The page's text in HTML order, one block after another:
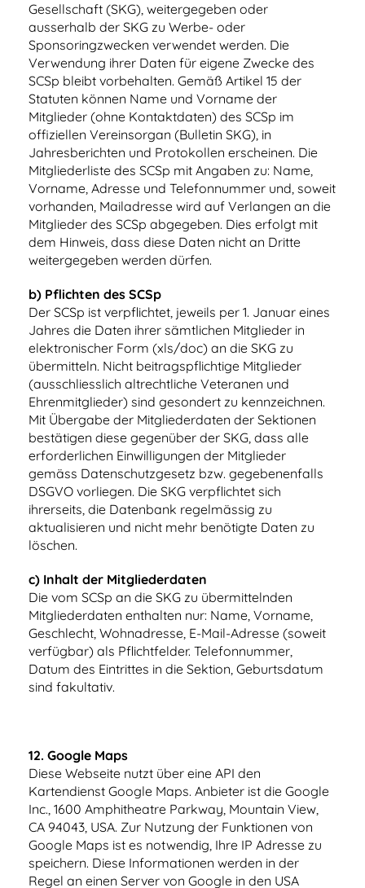
Gesellschaft (SKG), weitergegeben oder
ausserhalb der SKG zu Werbe- oder
Sponsoringzwecken verwendet werden. Die
Verwendung ihrer Daten für eigene Zwecke des
SCSp bleibt vorbehalten. Gemäß Artikel 15 der
Statuten können Name und Vorname der
Mitglieder (ohne Kontaktdaten) des SCSp im
offiziellen Vereinsorgan (Bulletin SKG), in
Jahresberichten und Protokollen erscheinen. Die
Mitgliederliste des SCSp mit Angaben zu: Name,
Vorname, Adresse und Telefonnummer und, soweit
vorhanden, Mailadresse wird auf Verlangen an die
Mitglieder des SCSp abgegeben. Dies erfolgt mit
dem Hinweis, dass diese Daten nicht an Dritte
weitergegeben werden dürfen.
b) Pflichten des SCSp
Der SCSp ist verpflichtet, jeweils per 1. Januar eines
Jahres die Daten ihrer sämtlichen Mitglieder in
elektronischer Form (xls/doc) an die SKG zu
übermitteln. Nicht beitragspflichtige Mitglieder
(ausschliesslich altrechtliche Veteranen und
Ehrenmitglieder) sind gesondert zu kennzeichnen.
Mit Übergabe der Mitgliederdaten der Sektionen
bestätigen diese gegenüber der SKG, dass alle
erforderlichen Einwilligungen der Mitglieder
gemäss Datenschutzgesetz bzw. gegebenenfalls
DSGVO vorliegen. Die SKG verpflichtet sich
ihrerseits, die Datenbank regelmässig zu
aktualisieren und nicht mehr benötigte Daten zu
löschen.
c) Inhalt der Mitgliederdaten
Die vom SCSp an die SKG zu übermittelnden
Mitgliederdaten enthalten nur: Name, Vorname,
Geschlecht, Wohnadresse, E-Mail-Adresse (soweit
verfügbar) als Pflichtfelder. Telefonnummer,
Datum des Eintrittes in die Sektion, Geburtsdatum
sind fakultativ.
12. Google Maps
Diese Webseite nutzt über eine API den
Kartendienst Google Maps. Anbieter ist die Google
Inc., 1600 Amphitheatre Parkway, Mountain View,
CA 94043, USA. Zur Nutzung der Funktionen von
Google Maps ist es notwendig, Ihre IP Adresse zu
speichern. Diese Informationen werden in der
Regel an einen Server von Google in den USA